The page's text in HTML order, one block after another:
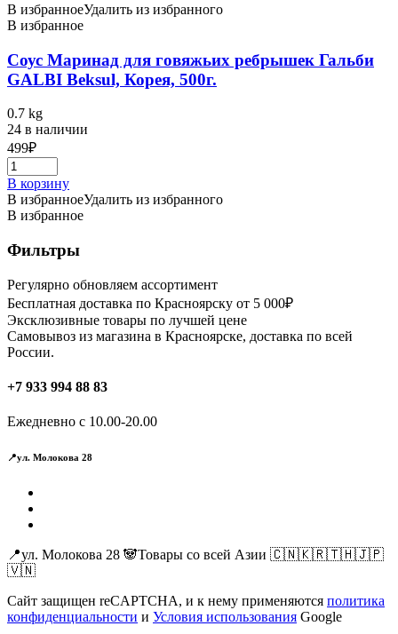
В избранноеУдалить из избранного
В избранное
Соус Маринад для говяжьих ребрышек Гальби
GALBI Beksul, Корея, 500г.
0.7 kg
24 в наличии
499₽
В корзину
В избранноеУдалить из избранного
В избранное
Фильтры
Регулярно обновляем ассортимент
Бесплатная доставка по Красноярску от 5 000₽
Эксклюзивные товары по лучшей цене
Самовывоз из магазина в Красноярске, доставка по всей
России.
+7 933 994 88 83
Ежедневно с 10.00-20.00
📍ул. Молокова 28
📍ул. Молокова 28 🐼Товары со всей Азии 🇨🇳🇰🇷🇹🇭🇯🇵
🇻🇳
Сайт защищен reCAPTCHA, и к нему применяются политика
конфиденциальности и Условия использования Google